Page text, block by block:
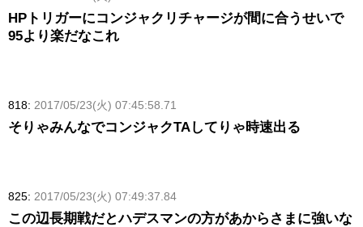
HPトリガーにコンジャクリチャージが間に合うせいで
95より楽だなこれ
818: 2017/05/23(火) 07:45:58.71
そりゃみんなでコンジャクTAしてりゃ時速出る
825: 2017/05/23(火) 07:49:37.84
この辺長期戦だとハデスマンの方があからさまに強いな